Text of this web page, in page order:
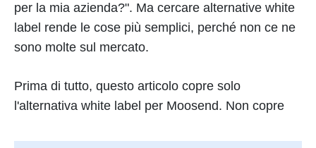
per la mia azienda?". Ma cercare alternative white
label rende le cose più semplici, perché non ce ne
sono molte sul mercato.
Prima di tutto, questo articolo copre solo
l'alternativa white label per Moosend. Non copre